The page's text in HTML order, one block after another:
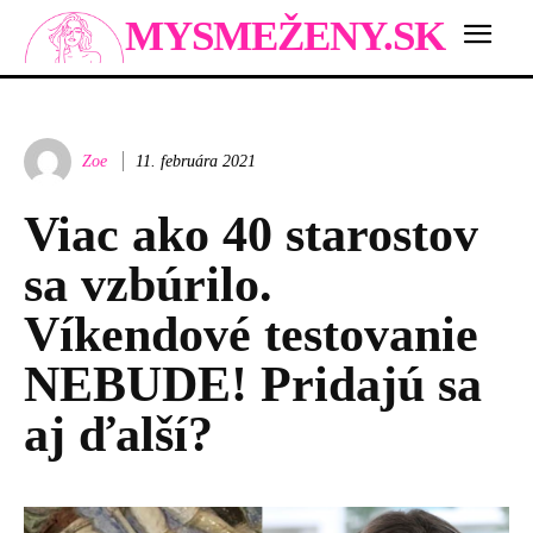
MYSMEŽENY.SK
Zoe 11. februára 2021
Viac ako 40 starostov
sa vzbúrilo.
Víkendové testovanie
NEBUDE! Pridajú sa
aj ďalší?